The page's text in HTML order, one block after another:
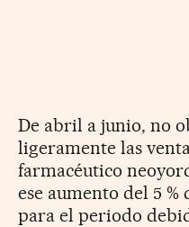
De abril a junio, no
ligeramente las
farmacéutico
ese aumento del 5 %
para el periodo